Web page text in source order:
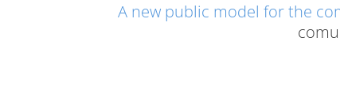
A new public model for the